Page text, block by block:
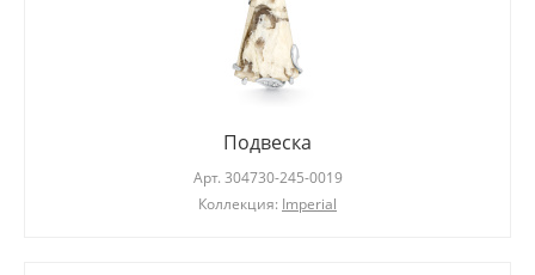
Подвеска
Арт. 304730-245-0019
Коллекция: Imperial